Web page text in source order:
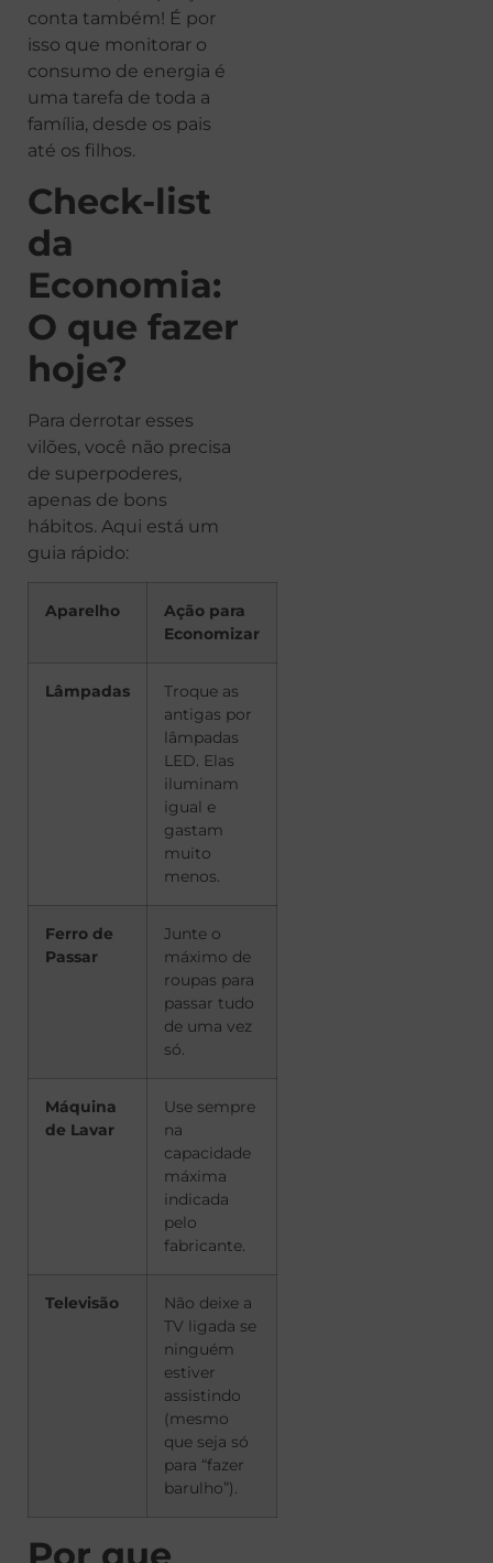
conta também! É por
isso que monitorar o
consumo de energia é
uma tarefa de toda a
família, desde os pais
até os filhos.
Check-list
da
Economia:
O que fazer
hoje?
Para derrotar esses
vilões, você não precisa
de superpoderes,
apenas de bons
hábitos. Aqui está um
guia rápido:
Aparelho
Ação para
Economizar
Lâmpadas
Troque as
antigas por
lâmpadas
LED. Elas
iluminam
igual e
gastam
muito
menos.
Ferro de
Passar
Junte o
máximo de
roupas para
passar tudo
de uma vez
só.
Máquina
de Lavar
Use sempre
na
capacidade
máxima
indicada
pelo
fabricante.
Televisão
Não deixe a
TV ligada se
ninguém
estiver
assistindo
(mesmo
que seja só
para “fazer
barulho”).